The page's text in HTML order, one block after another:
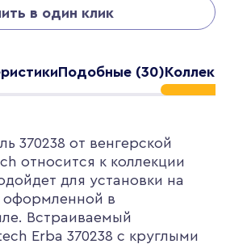
в один клик
Подобные (30)
370238 от венгерской
относится к коллекции
для установки на
оформленной в
Встраиваемый
Erba 370238 с круглыми